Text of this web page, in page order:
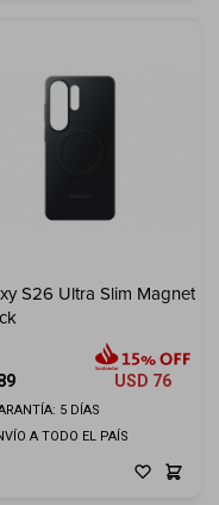
S26 Ultra Slim Magnet
USD 76
5 DÍAS
A TODO EL PAÍS